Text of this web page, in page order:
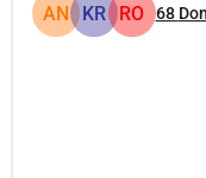
AN KR RO 68